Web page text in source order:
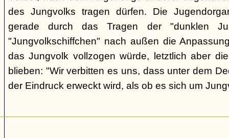
des Jungvolks tragen dürfen. Die
gerade durch das Tragen der "dunklen
"Jungvolkschiffchen" nach außen die
das Jungvolk vollzogen würde, letztlich aber
blieben: "Wir verbitten es uns, dass unter dem
der Eindruck erweckt wird, als ob es sich um